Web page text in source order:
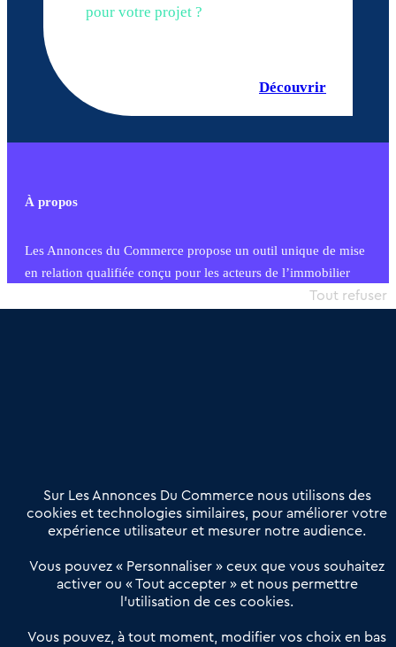
pour votre projet ?
Découvrir
À propos
Les Annonces du Commerce propose un outil unique de mise
en relation qualifiée conçu pour les acteurs de l’immobilier
commercial et les collectivités territoriales, simple et intégrant
Offres Pro
Actualités
Qui sommes nous ?
Derniers articles
Réseau 3C : un partenaire national dédié aux transactions
Petitscommerces : Un partenariat au service du commerce de
Sur Les Annonces Du Commerce nous utilisons des
cookies et technologies similaires, pour améliorer votre
expérience utilisateur et mesurer notre audience.
Vous pouvez « Personnaliser » ceux que vous souhaitez
activer ou « Tout accepter » et nous permettre
l’utilisation de ces cookies.
Vous pouvez, à tout moment, modifier vos choix en bas
Tout refuser